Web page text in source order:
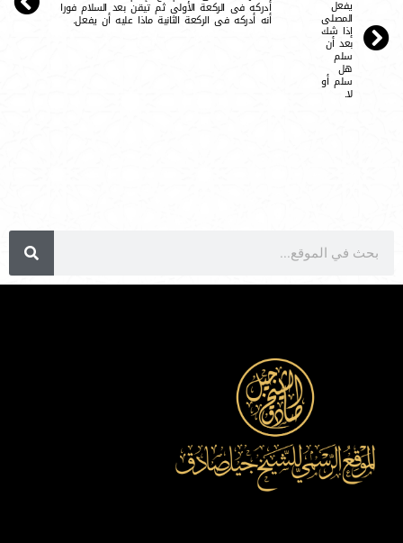
يفعل
المصلى
إذا شك
بعد أن
سلم
هل
سلم أو
لا.
أدركه فى الركعة الأولى ثم تيقن بعد السلام فورا
أنه أدركه فى الركعة الثانية ماذا عليه أن يفعل.